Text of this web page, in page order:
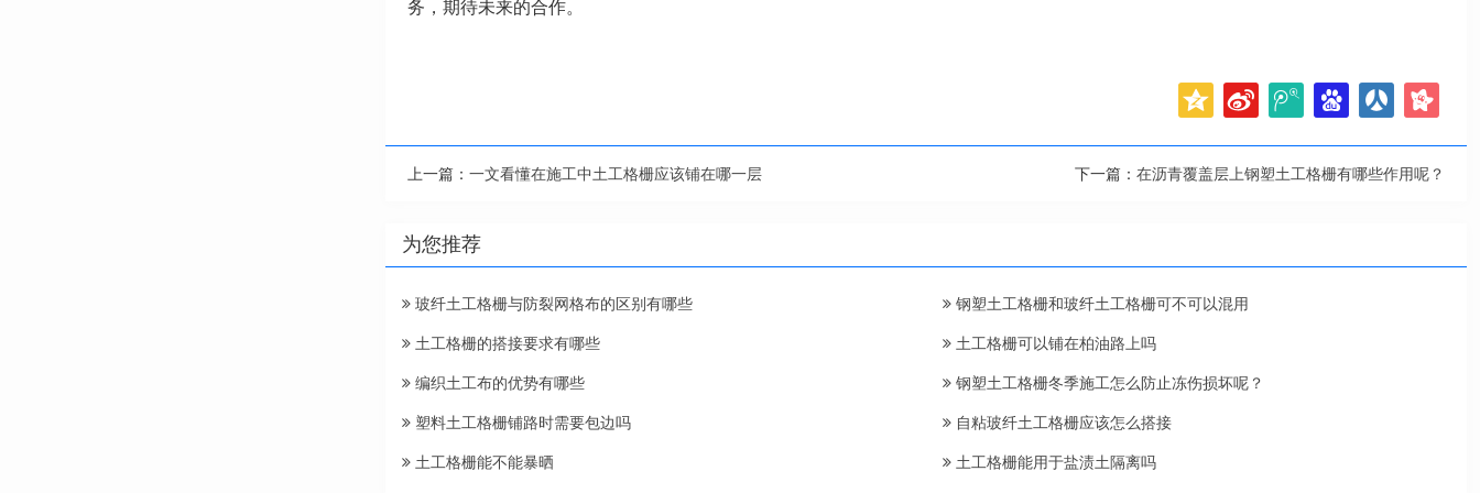
务，期待未来的合作。
上一篇： 一文看懂在施工中土工格栅应该铺在哪一层 下一篇： 在沥青覆盖层上钢塑土工格栅有哪些作用呢？
为您推荐
玻纤土工格栅与防裂网格布的区别有哪些 钢塑土工格栅和玻纤土工格栅可不可以混用
土工格栅的搭接要求有哪些 土工格栅可以铺在柏油路上吗
编织土工布的优势有哪些 钢塑土工格栅冬季施工怎么防止冻伤损坏呢？
塑料土工格栅铺路时需要包边吗 自粘玻纤土工格栅应该怎么搭接
土工格栅能不能暴晒 土工格栅能用于盐渍土隔离吗